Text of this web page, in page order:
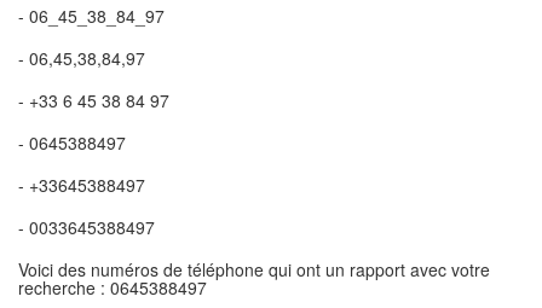
- 06_45_38_84_97
- 06,45,38,84,97
- +33 6 45 38 84 97
- 0645388497
- +33645388497
- 0033645388497
Voici des numéros de téléphone qui ont un rapport avec votre
recherche : 0645388497